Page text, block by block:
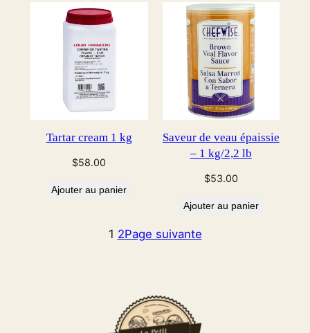
Tartar cream 1 kg
$58.00
Ajouter au panier
Saveur de veau épaissie
– 1 kg/2,2 lb
$53.00
Ajouter au panier
1 2Page suivante